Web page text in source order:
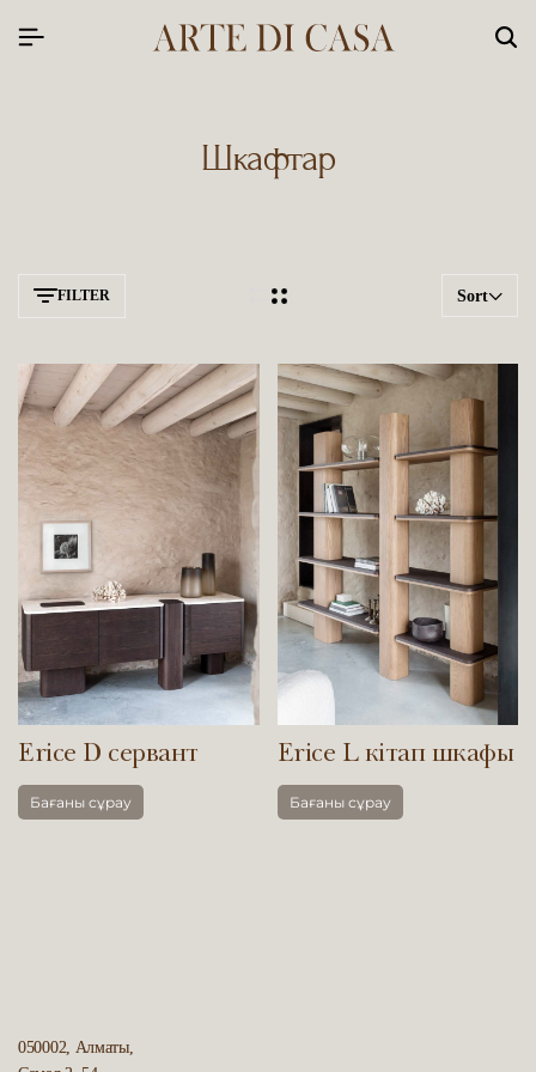
Шкафтар
FILTER Sort
Erice D сервант
Бағаны сұрау
Erice L кітап шкафы
Бағаны сұрау
050002, Алматы,